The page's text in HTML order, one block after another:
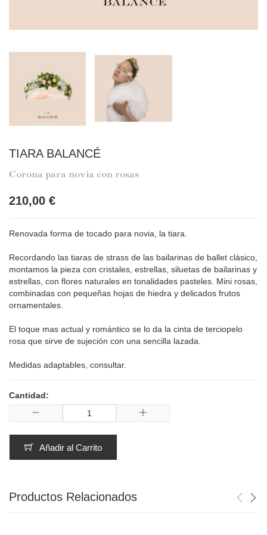
TIARA BALANCÉ
Corona para novia con rosas
210,00 €
Renovada forma de tocado para novia, la tiara.
Recordando las tiaras de strass de las bailarinas de ballet clásico,
montamos la pieza con cristales, estrellas, siluetas de bailarinas y
estrellas, con flores naturales en tonalidades pasteles. Mini rosas,
combinadas con pequeñas hojas de hiedra y delicados frutos
ornamentales.
El toque mas actual y romántico se lo da la cinta de terciopelo
rosa que sirve de sujeción con una sencilla lazada.
Medidas adaptables, consultar.
Cantidad:
Añadir al Carrito
Productos Relacionados